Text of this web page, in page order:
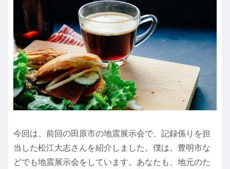
今回は、前回の田原市の地震展示会で、記録係りを担
当した松江大志さんを紹介しました。僕は、豊明市な
どでも地震展示会をしています。あなたも、地元のた